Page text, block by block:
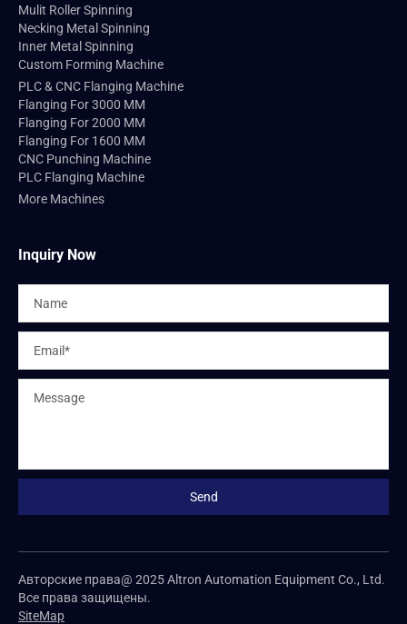
Mulit Roller Spinning
Necking Metal Spinning
Inner Metal Spinning
Custom Forming Machine
PLC & CNC Flanging Machine
Flanging For 3000 MM
Flanging For 2000 MM
Flanging For 1600 MM
CNC Punching Machine
PLC Flanging Machine
More Machines
Inquiry Now
Авторские права@ 2025 Altron Automation Equipment Co., Ltd.
Все права защищены.
SiteMap